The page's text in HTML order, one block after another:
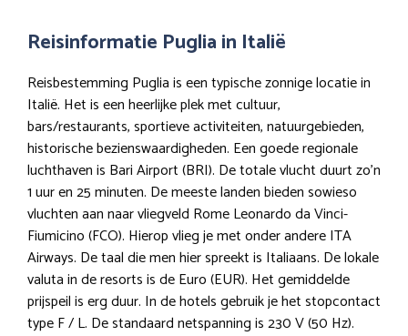
Reisinformatie Puglia in Italië
Reisbestemming Puglia is een typische zonnige locatie in
Italië. Het is een heerlijke plek met cultuur,
bars/restaurants, sportieve activiteiten, natuurgebieden,
historische bezienswaardigheden. Een goede regionale
luchthaven is Bari Airport (BRI). De totale vlucht duurt zo’n
1 uur en 25 minuten. De meeste landen bieden sowieso
vluchten aan naar vliegveld Rome Leonardo da Vinci-
Fiumicino (FCO). Hierop vlieg je met onder andere ITA
Airways. De taal die men hier spreekt is Italiaans. De lokale
valuta in de resorts is de Euro (EUR). Het gemiddelde
prijspeil is erg duur. In de hotels gebruik je het stopcontact
type F / L. De standaard netspanning is 230 V (50 Hz).